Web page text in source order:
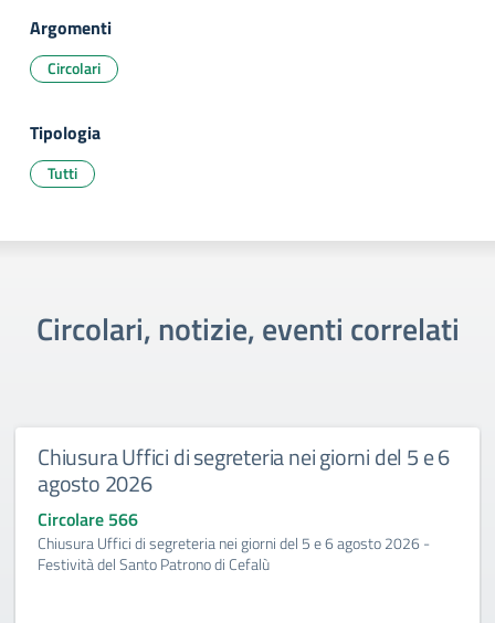
Argomenti
Circolari
Tipologia
Tutti
Circolari, notizie, eventi correlati
Chiusura Uffici di segreteria nei giorni del 5 e 6
agosto 2026
Circolare 566
Chiusura Uffici di segreteria nei giorni del 5 e 6 agosto 2026 -
Festività del Santo Patrono di Cefalù